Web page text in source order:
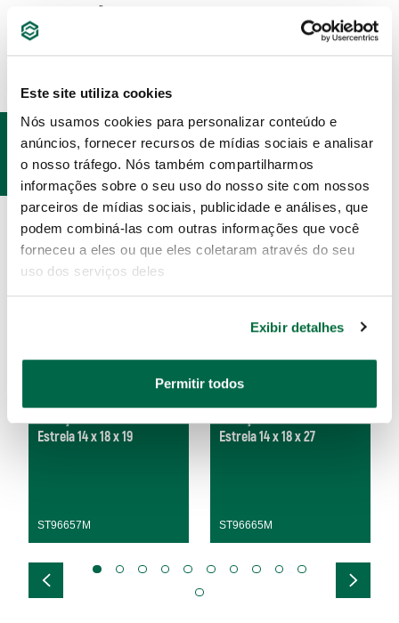
Este site utiliza cookies
Nós usamos cookies para personalizar conteúdo e
anúncios, fornecer recursos de mídias sociais e analisar
o nosso tráfego. Nós também compartilharmos
informações sobre o seu uso do nosso site com nossos
parceiros de mídias sociais, publicidade e análises, que
podem combiná-las com outras informações que você
forneceu a eles ou que eles coletaram através do seu
uso dos serviços deles
Exibir detalhes
Permitir todos
PRODUTOS
RELACIONADOS
Cabeça Intercambiável
Estrela 14 x 18 x 19
ST96657M
Cabeça Intercambiável
Estrela 14 x 18 x 27
ST96665M